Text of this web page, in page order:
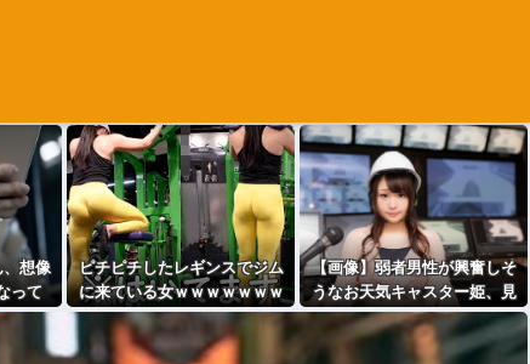
、想像
って
もヤ
ｗｗ
ピチピチしたレギンスでジム
に来ている女ｗｗｗｗｗｗｗ
ｗ
【画像】弱者男性が興奮しそ
うなお天気キャスター姫、見
つかるｗｗｗｗｗｗｗ